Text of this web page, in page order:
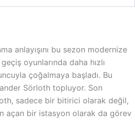
anlayışını bu sezon modernize
oyunlarında daha hızlı
çoğalmaya başladı. Bu
Sörloth topluyor. Son
sadece bir bitirici olarak değil,
açan bir istasyon olarak da görev